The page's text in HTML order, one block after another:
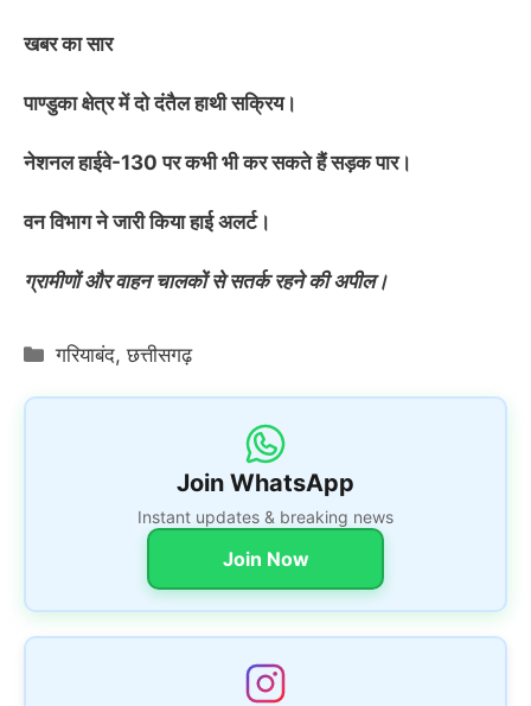
खबर का सार
पाण्डुका क्षेत्र में दो दंतैल हाथी सक्रिय।
नेशनल हाईवे-130 पर कभी भी कर सकते हैं सड़क पार।
वन विभाग ने जारी किया हाई अलर्ट।
ग्रामीणों और वाहन चालकों से सतर्क रहने की अपील।
Categories
गरियाबंद,छत्तीसगढ़
Join WhatsApp
Instant updates & breaking news
Join Now